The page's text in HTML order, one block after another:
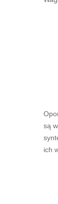
są
ich